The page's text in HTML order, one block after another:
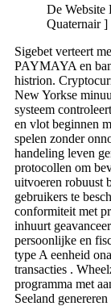
De Website
Quaternair ]
Sigebet verteert
PAYMAYA en
histrion.
New Yorkse
systeem
en vlot beginnen
spelen zonder
handeling leven
protocollen om
uitvoeren robuust
gebruikers te
conformiteit met
inhuurt
persoonlijke en
type A eenheid
transacties .
programma met
Seeland